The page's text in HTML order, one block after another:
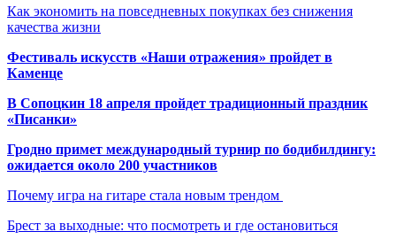
Как экономить на повседневных покупках без снижения
качества жизни
Фестиваль искусств «Наши отражения» пройдет в
Каменце
В Сопоцкин 18 апреля пройдет традиционный праздник
«Писанки»
Гродно примет международный турнир по бодибилдингу:
ожидается около 200 участников
Почему игра на гитаре стала новым трендом
Брест за выходные: что посмотреть и где остановиться